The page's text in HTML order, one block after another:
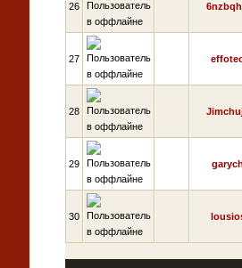
26
27
28
29
30